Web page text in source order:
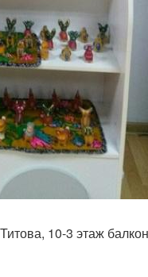
10-3 этаж